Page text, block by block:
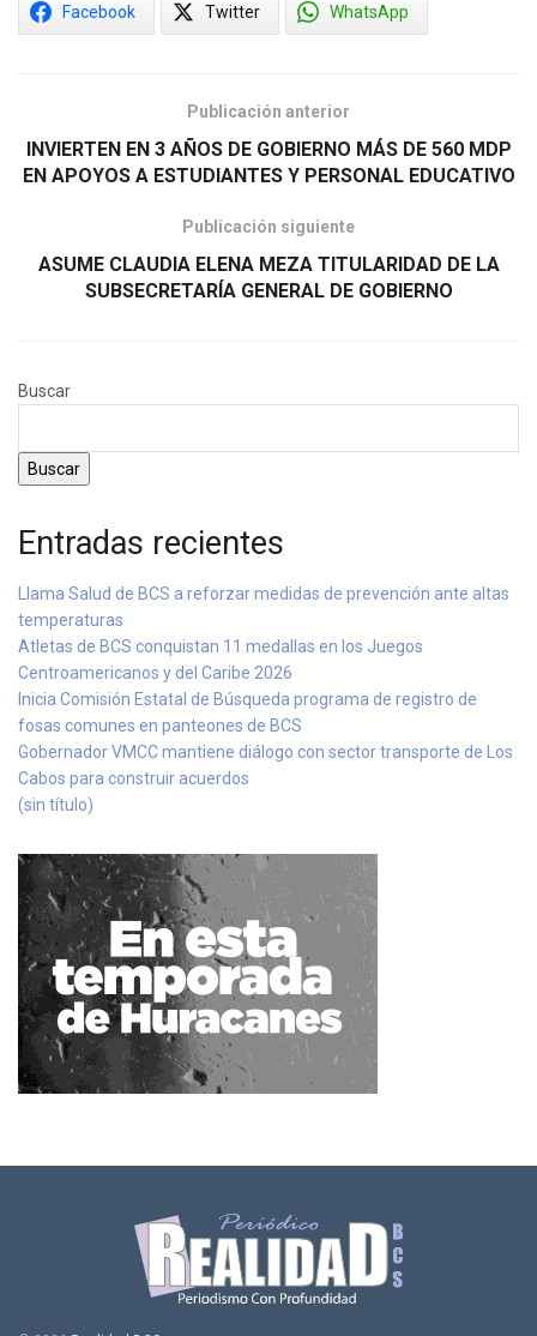
Facebook Twitter WhatsApp
Publicación anterior
INVIERTEN EN 3 AÑOS DE GOBIERNO MÁS DE 560 MDP
EN APOYOS A ESTUDIANTES Y PERSONAL EDUCATIVO
Publicación siguiente
ASUME CLAUDIA ELENA MEZA TITULARIDAD DE LA
SUBSECRETARÍA GENERAL DE GOBIERNO
Buscar
Buscar
Entradas recientes
Llama Salud de BCS a reforzar medidas de prevención ante altas
temperaturas
Atletas de BCS conquistan 11 medallas en los Juegos
Centroamericanos y del Caribe 2026
Inicia Comisión Estatal de Búsqueda programa de registro de
fosas comunes en panteones de BCS
Gobernador VMCC mantiene diálogo con sector transporte de Los
Cabos para construir acuerdos
(sin título)